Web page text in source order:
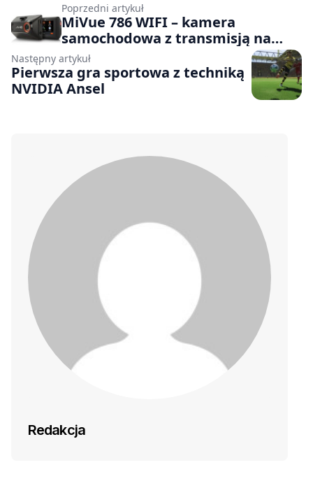
Poprzedni artykuł
MiVue 786 WIFI – kamera
samochodowa z transmisją na
żywo
Następny artykuł
Pierwsza gra sportowa z techniką
NVIDIA Ansel
Redakcja